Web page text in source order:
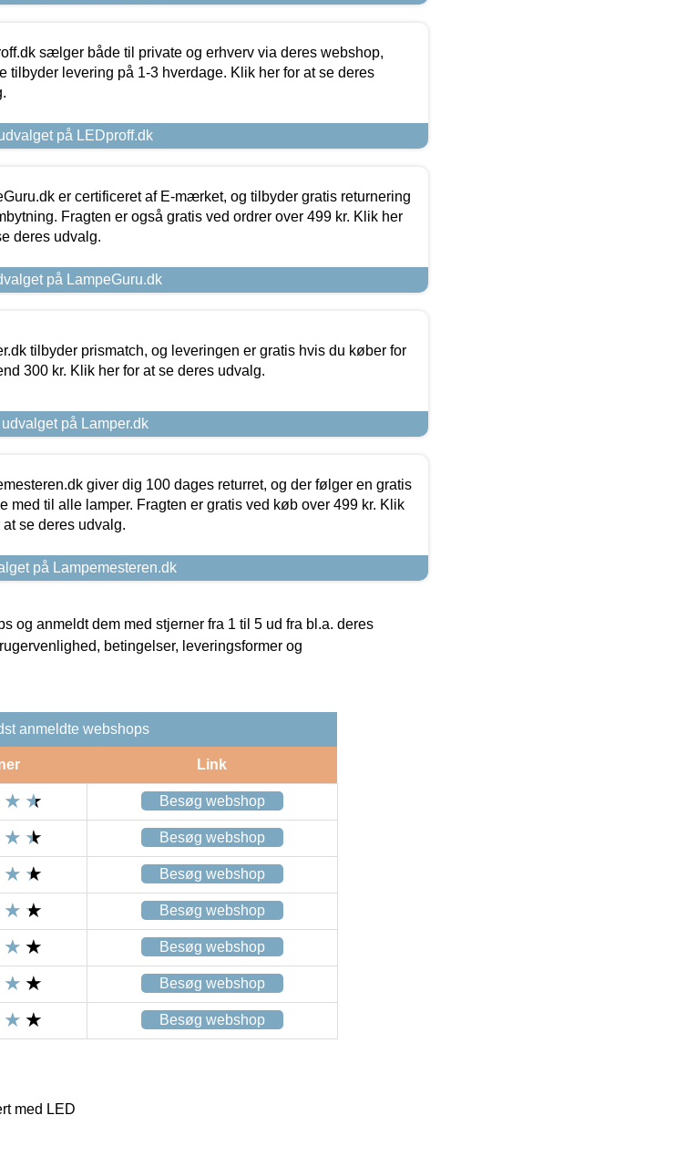
sælger både til private og erhverv via deres webshop,
tilbyder levering på 1-3 hverdage. Klik her for at se deres
på LEDproff.dk
er certificeret af E-mærket, og tilbyder gratis returnering
Fragten er også gratis ved ordrer over 499 kr. Klik her
deres udvalg.
på LampeGuru.dk
tilbyder prismatch, og leveringen er gratis hvis du køber for
300 kr. Klik her for at se deres udvalg.
på Lamper.dk
giver dig 100 dages returret, og der følger en gratis
med til alle lamper. Fragten er gratis ved køb over 499 kr. Klik
at se deres udvalg.
på Lampemesteren.dk
og anmeldt dem med stjerner fra 1 til 5 ud fra bl.a. deres
betingelser, leveringsformer og
anmeldte webshops
Link
Besøg webshop
Besøg webshop
Besøg webshop
Besøg webshop
Besøg webshop
Besøg webshop
Besøg webshop
med LED